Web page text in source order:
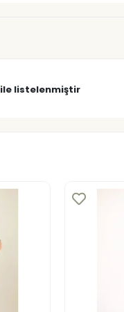
ile listelenmiştir